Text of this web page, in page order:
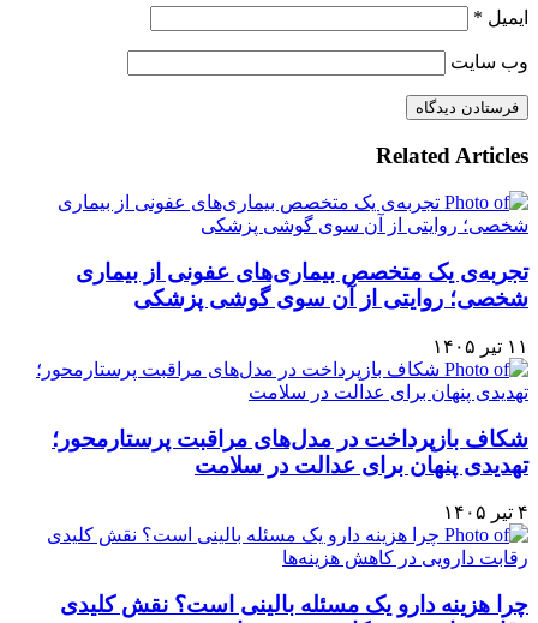
ایمیل *
وب‌ سایت
Related Articles
تجربه‌ی یک متخصص بیماری‌های عفونی از بیماری
شخصی؛ روایتی از آن سوی گوشی پزشکی
۱۱ تیر ۱۴۰۵
شکاف بازپرداخت در مدل‌های مراقبت پرستارمحور؛
تهدیدی پنهان برای عدالت در سلامت
۴ تیر ۱۴۰۵
چرا هزینه دارو یک مسئله بالینی است؟ نقش کلیدی